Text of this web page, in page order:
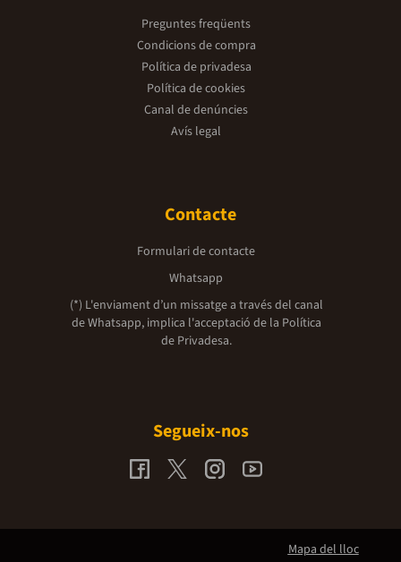
Preguntes freqüents
Condicions de compra
Política de privadesa
Política de cookies
Canal de denúncies
Avís legal
Contacte
Formulari de contacte
Whatsapp
(*) L'enviament d’un missatge a través del canal
de Whatsapp, implica l'acceptació de la Política
de Privadesa.
Segueix-nos
Mapa del lloc